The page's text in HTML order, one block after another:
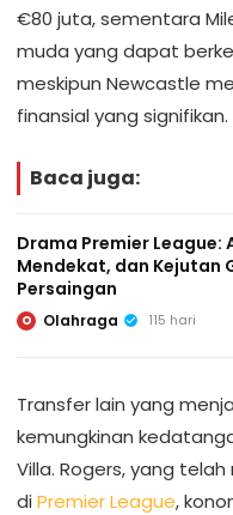
€80 juta, sementara
muda yang dapat
meskipun Newcastle
finansial yang signifikan.
Baca juga:
Drama Premier League:
Mendekat, dan Kejutan
Persaingan
O Olahraga 115 hari
Transfer lain yang
kemungkinan
Villa. Rogers, yang
di Premier League,